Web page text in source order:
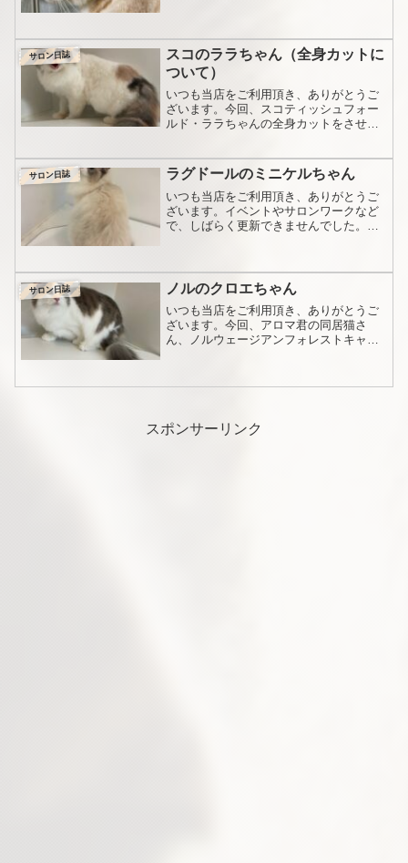
用の際はハンモックが好きでしたね。プ
リン君はシャンプー大好...
サロン日誌
スコのララちゃん（全身カットに
ついて）
いつも当店をご利用頂き、ありがとうご
ざいます。今回、スコティッシュフォー
ルド・ララちゃんの全身カットをさせて
くカットと言われる方が増えてきており
ます。さて、その「短さ」...
サロン日誌 ラグドールのミニケルちゃん
いつも当店をご利用頂き、ありがとうご
ざいます。イベントやサロンワークなど
で、しばらく更新できませんでした。連
ちゃん。なかなかこっちを向いてくれま
せん。シャム猫をロングヘ...
サロン日誌 ノルのクロエちゃん
いつも当店をご利用頂き、ありがとうご
ざいます。今回、アロマ君の同居猫さ
ん、ノルウェージアンフォレストキャッ
スポンサーリンク